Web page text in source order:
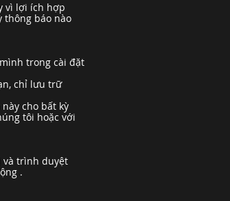
vì lợi ích hợp
thông báo nào
trong cài đặt
chỉ lưu trữ
cho bất kỳ
tôi hoặc với
và trình duyệt
.